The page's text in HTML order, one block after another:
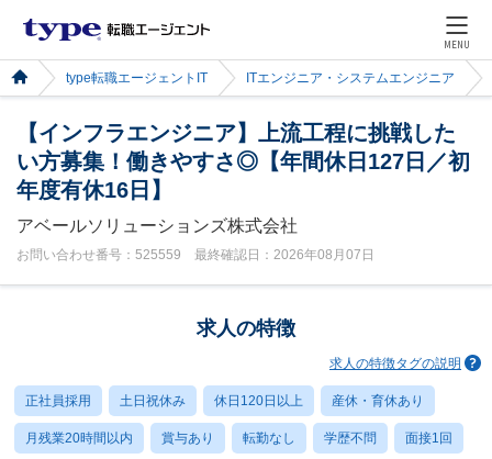
MENU
type転職エージェントIT ITエンジニア・システムエンジニア
【インフラエンジニア】上流工程に挑戦した
い方募集！働きやすさ◎【年間休日127日／初
年度有休16日】
アベールソリューションズ株式会社
お問い合わせ番号：525559 最終確認日：2026年08月07日
求人の特徴
求人の特徴タグの説明
正社員採用 土日祝休み 休日120日以上 産休・育休あり
月残業20時間以内 賞与あり 転勤なし 学歴不問 面接1回